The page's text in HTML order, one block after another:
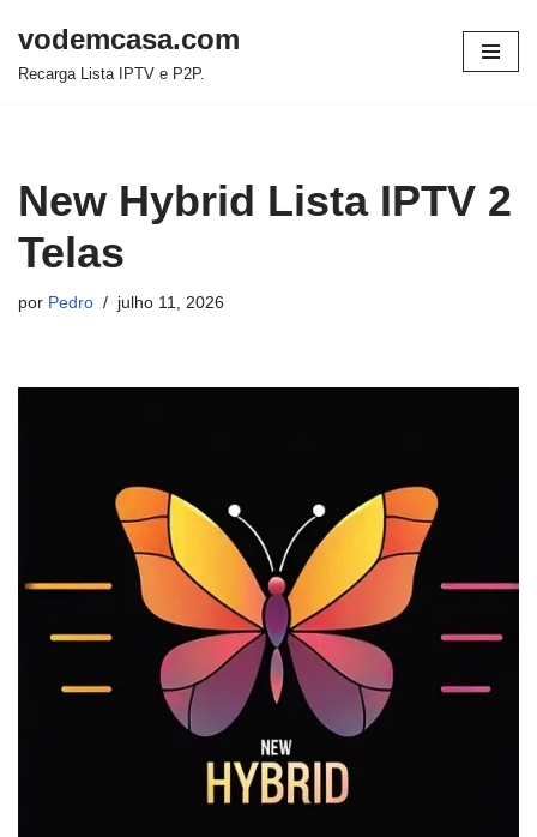
Pular
vodemcasa.com
Recarga Lista IPTV e P2P.
New Hybrid Lista IPTV 2
Telas
por Pedro julho 11, 2026